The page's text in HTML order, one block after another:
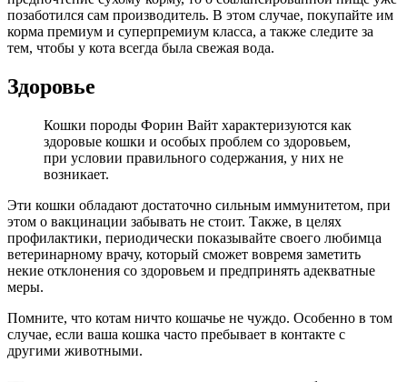
позаботился сам производитель. В этом случае, покупайте им
корма премиум и суперпремиум класса, а также следите за
тем, чтобы у кота всегда была свежая вода.
Здоровье
Кошки породы Форин Вайт характеризуются как
здоровые кошки и особых проблем со здоровьем,
при условии правильного содержания, у них не
возникает.
Эти кошки обладают достаточно сильным иммунитетом, при
этом о вакцинации забывать не стоит. Также, в целях
профилактики, периодически показывайте своего любимца
ветеринарному врачу, который сможет вовремя заметить
некие отклонения со здоровьем и предпринять адекватные
меры.
Помните, что котам ничто кошачье не чуждо. Особенно в том
случае, если ваша кошка часто пребывает в контакте с
другими животными.